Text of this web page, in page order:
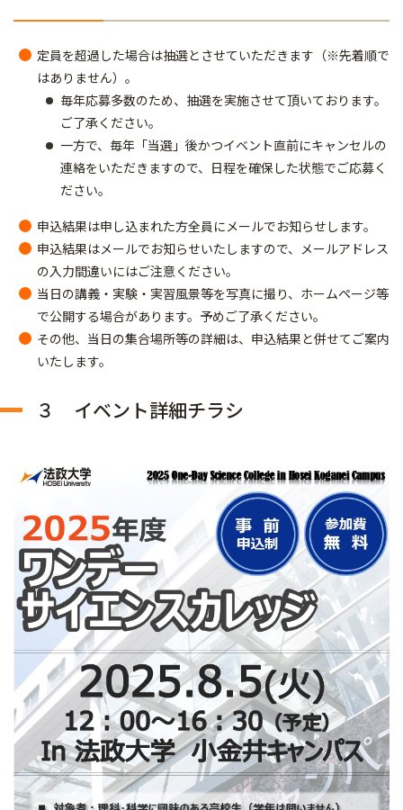
定員を超過した場合は抽選とさせていただきます（※先着順で
はありません）。
毎年応募多数のため、抽選を実施させて頂いております。
ご了承ください。
一方で、毎年「当選」後かつイベント直前にキャンセルの
連絡をいただきますので、日程を確保した状態でご応募く
ださい。
申込結果は申し込まれた方全員にメールでお知らせします。
申込結果はメールでお知らせいたしますので、メールアドレス
の入力間違いにはご注意ください。
当日の講義・実験・実習風景等を写真に撮り、ホームページ等
で公開する場合があります。予めご了承ください。
その他、当日の集合場所等の詳細は、申込結果と併せてご案内
いたします。
３ イベント詳細チラシ